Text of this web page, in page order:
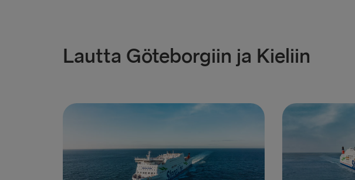
Lautta Göteborgiin ja Kieliin